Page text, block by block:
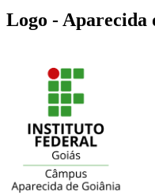
Logo - Aparecida